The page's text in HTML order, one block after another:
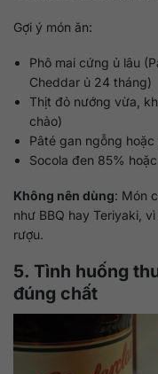
Gợi ý món ăn:
Phô mai cứng ủ lâu
Cheddar ủ 24 tháng)
Thịt đỏ nướng vừa,
chảo)
Pâté gan ngỗng
Socola đen 85%
Không nên dùng: Món
như BBQ hay Teriyaki, vì
rượu.
5. Tình huống
đúng chất